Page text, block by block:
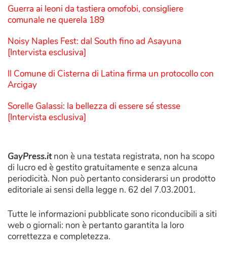
Guerra ai leoni da tastiera omofobi, consigliere
comunale ne querela 189
Noisy Naples Fest: dal South fino ad Asayuna
[Intervista esclusiva]
Il Comune di Cisterna di Latina firma un protocollo con
Arcigay
Sorelle Galassi: la bellezza di essere sé stesse
[Intervista esclusiva]
GayPress.itnon è una testata registrata, non ha scopo
di lucro ed è gestito gratuitamente e senza alcuna
periodicità. Non può pertanto considerarsi un prodotto
editoriale ai sensi della legge n. 62 del 7.03.2001.
Tutte le informazioni pubblicate sono riconducibili a siti
web o giornali: non è pertanto garantita la loro
correttezza e completezza.